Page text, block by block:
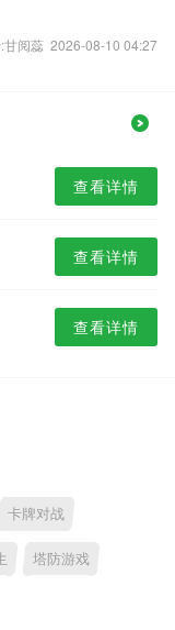
甘阅蕊 2026-08-10 04:27
查看详情
查看详情
查看详情
卡牌对战
塔防游戏